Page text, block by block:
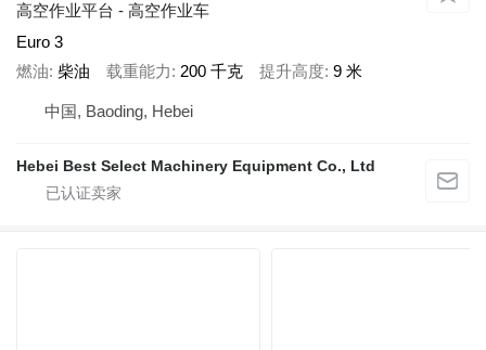
高空作业平台 - 高空作业车
Euro 3
燃油 柴油 载重能力 200 千克 提升高度 9 米
中国, Baoding, Hebei
Hebei Best Select Machinery Equipment Co., Ltd